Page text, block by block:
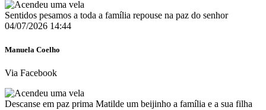
Sentidos pesamos a toda a família repouse na paz do senhor
04/07/2026 14:44
Manuela Coelho
Via Facebook
Descanse em paz prima Matilde um beijinho a família e a sua filha